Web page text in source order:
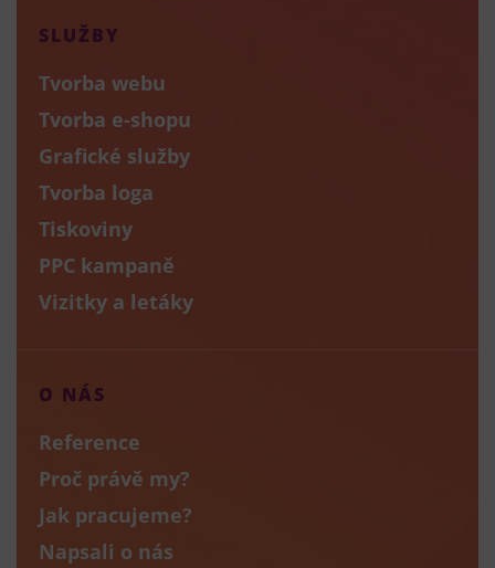
SLUŽBY
Tvorba webu
Tvorba e-shopu
Grafické služby
Tvorba loga
Tiskoviny
PPC kampaně
Vizitky a letáky
O NÁS
Reference
Proč právě my?
Jak pracujeme?
Napsali o nás